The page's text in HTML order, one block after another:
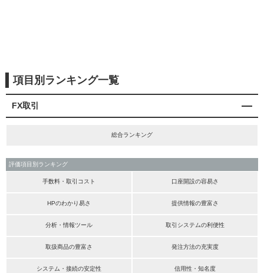
項目別ランキング一覧
FX取引
総合ランキング
評価項目別ランキング
手数料・取引コスト 口座開設の容易さ
HPのわかり易さ 提供情報の豊富さ
分析・情報ツール 取引システムの利便性
取扱商品の豊富さ 発注方法の充実度
システム・接続の安定性 信用性・知名度